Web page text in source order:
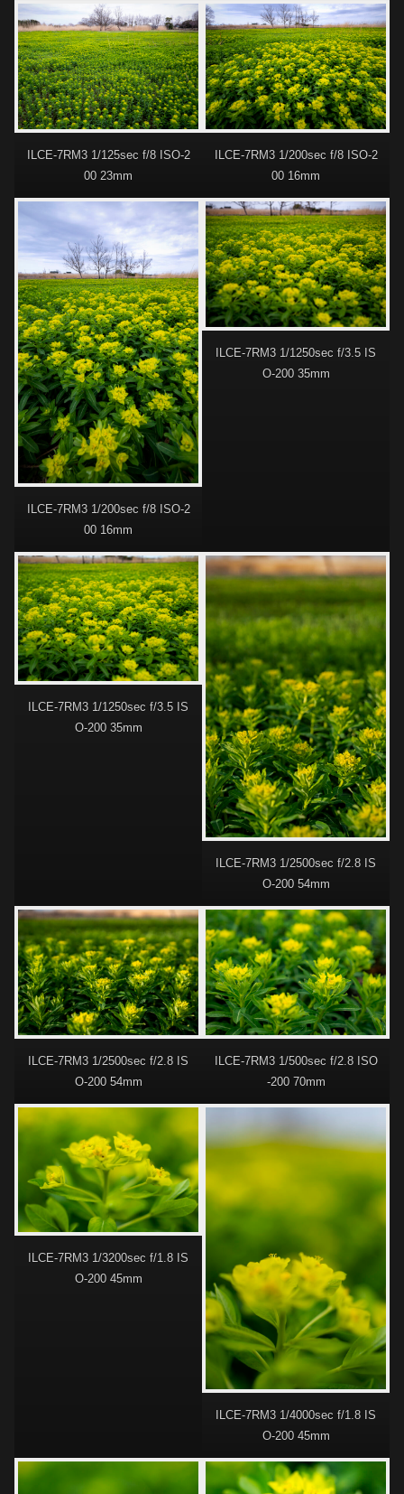
ILCE-7RM3 1/125sec f/8 ISO-2
00 23mm
ILCE-7RM3 1/200sec f/8 ISO-2
00 16mm
ILCE-7RM3 1/200sec f/8 ISO-2
00 16mm
ILCE-7RM3 1/1250sec f/3.5 IS
O-200 35mm
ILCE-7RM3 1/1250sec f/3.5 IS
O-200 35mm
ILCE-7RM3 1/2500sec f/2.8 IS
O-200 54mm
ILCE-7RM3 1/2500sec f/2.8 IS
O-200 54mm
ILCE-7RM3 1/500sec f/2.8 ISO
-200 70mm
ILCE-7RM3 1/3200sec f/1.8 IS
O-200 45mm
ILCE-7RM3 1/4000sec f/1.8 IS
O-200 45mm